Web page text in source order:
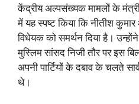
केंद्रीय अल्पसंख्यक मामलों के
में यह स्पष्ट किया कि नीतीश
विधेयक को समर्थन दिया है।
मुस्लिम सांसद निजी तौर पर इस
अपनी पार्टियों के दबाव के चलते
थे।